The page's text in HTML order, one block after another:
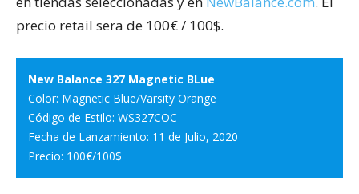
precio retail sera de 100€ / 100$.
New Balance 327 Magnetic BLue
Color: Magnetic Blue/Varsity Orange
Código de Estilo: WS327COC
Fecha de Lanzamiento: 11 de Julio, 2020
Precio: 100€/100$